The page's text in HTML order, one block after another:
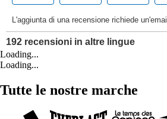
Loading...
Loading...
Tutte le nostre marche